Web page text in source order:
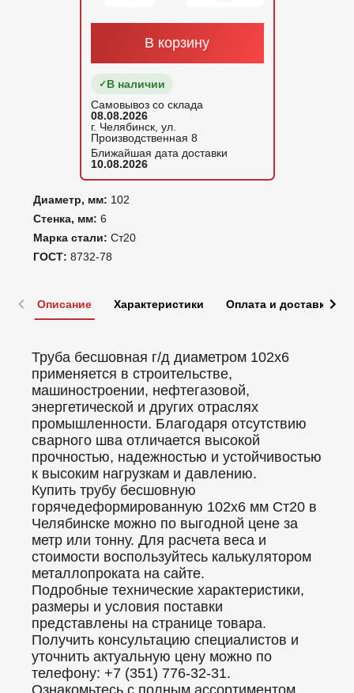
Диаметр, мм: 102
Стенка, мм: 6
Марка стали: Ст20
ГОСТ: 8732-78
В корзину
В наличии
Самовывоз со склада
08.08.2026
г. Челябинск, ул.
Производственная 8
Ближайшая дата доставки
10.08.2026
Описание Характеристики Оплата и доставка
Труба бесшовная г/д диаметром 102x6
применяется в строительстве,
машиностроении, нефтегазовой,
энергетической и других отраслях
промышленности. Благодаря отсутствию
сварного шва отличается высокой
прочностью, надежностью и устойчивостью
к высоким нагрузкам и давлению.
Купить трубу бесшовную
горячедеформированную 102x6 мм Ст20 в
Челябинске можно по выгодной цене за
метр или тонну. Для расчета веса и
стоимости воспользуйтесь калькулятором
металлопроката на сайте.
Подробные технические характеристики,
размеры и условия поставки
представлены на странице товара.
Получить консультацию специалистов и
уточнить актуальную цену можно по
телефону: +7 (351) 776-32-31.
Ознакомьтесь с полным ассортиментом